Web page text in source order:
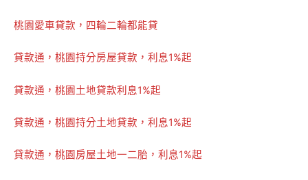
桃園愛車貸款，四輪二輪都能貸
貸款通，桃園持分房屋貸款，利息1%起
貸款通，桃園土地貸款利息1%起
貸款通，桃園持分土地貸款，利息1%起
貸款通，桃園房屋土地一二胎，利息1%起